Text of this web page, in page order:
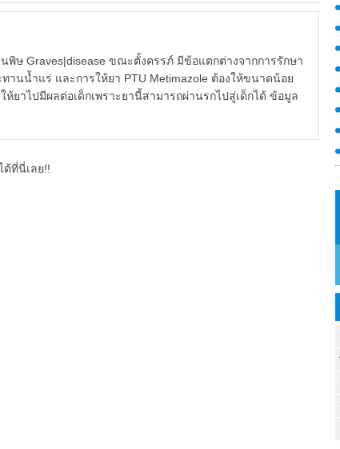
Graves|disease ขณะตั้งครรภ์ มีข้อแตกต่างจากการรักษา
านน้ำแร่ และการให้ยา PTU Metimazole ต้องให้ขนาดน้อย
ห้ยาไปมีผลต่อเด็กเพราะยานี้สามารถผ่านรกไปสู่เด็กได้ ข้อมูล
ด้ที่นี่เลย!!